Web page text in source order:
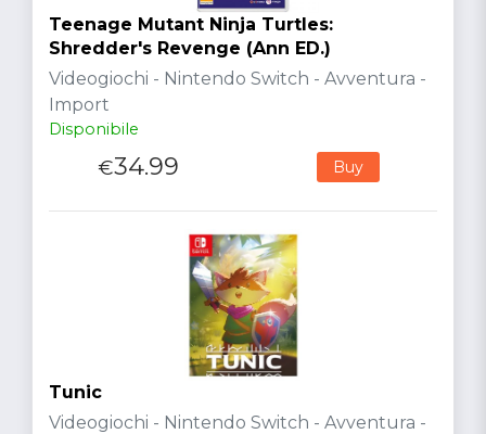
Teenage Mutant Ninja Turtles:
Shredder's Revenge (Ann ED.)
Videogiochi - Nintendo Switch - Avventura -
Import
Disponibile
€34.99 Buy
Tunic
Videogiochi - Nintendo Switch - Avventura -